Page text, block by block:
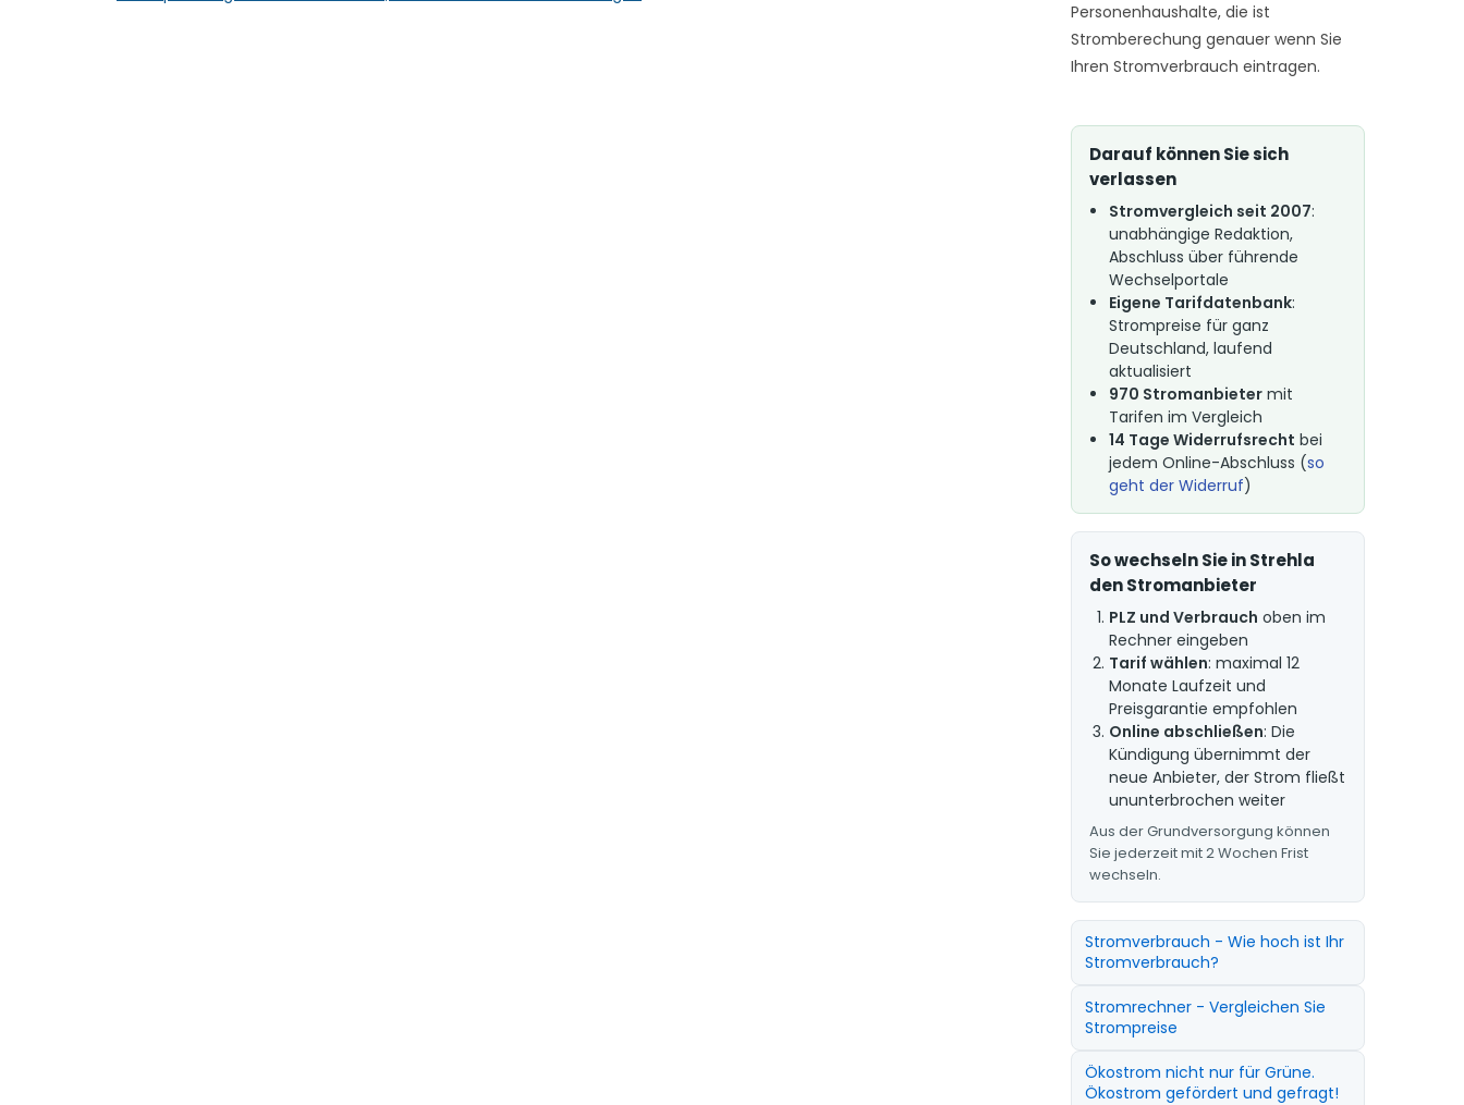
Personenhaushalte, die ist
Stromberechung genauer wenn Sie
Ihren Stromverbrauch eintragen.
Darauf können Sie sich
verlassen
Stromvergleich seit 2007:
unabhängige Redaktion,
Abschluss über führende
Wechselportale
Eigene Tarifdatenbank:
Strompreise für ganz
Deutschland, laufend
aktualisiert
970 Stromanbietermit
Tarifen im Vergleich
14 Tage Widerrufsrecht bei
jedem Online-Abschluss (so
geht der Widerruf)
So wechseln Sie in Strehla
den Stromanbieter
PLZ und Verbrauch oben im
Rechner eingeben
Tarif wählen: maximal 12
Monate Laufzeit und
Preisgarantie empfohlen
Online abschließen: Die
Kündigung übernimmt der
neue Anbieter, der Strom fließt
ununterbrochen weiter
Aus der Grundversorgung können
Sie jederzeit mit 2 Wochen Frist
wechseln.
Stromverbrauch - Wie hoch ist Ihr
Stromverbrauch?
Stromrechner - Vergleichen Sie
Strompreise
Ökostrom nicht nur für Grüne.
Ökostrom gefördert und gefragt!